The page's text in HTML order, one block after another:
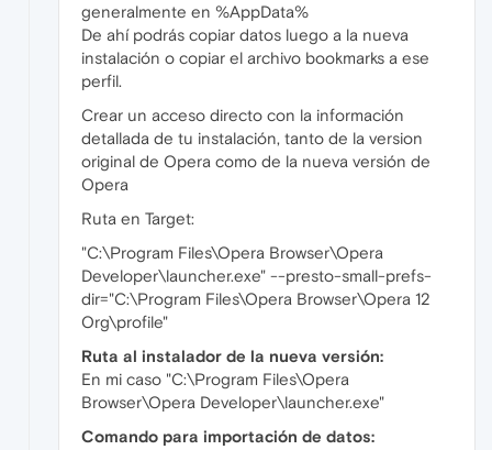
generalmente en %AppData%
De ahí podrás copiar datos luego a la nueva
instalación o copiar el archivo bookmarks a ese
perfil.
Crear un acceso directo con la información
detallada de tu instalación, tanto de la version
original de Opera como de la nueva versión de
Opera
Ruta en Target:
"C:\Program Files\Opera Browser\Opera
Developer\launcher.exe" --presto-small-prefs-
dir="C:\Program Files\Opera Browser\Opera 12
Org\profile"
Ruta al instalador de la nueva versión:
En mi caso "C:\Program Files\Opera
Browser\Opera Developer\launcher.exe"
Comando para importación de datos: